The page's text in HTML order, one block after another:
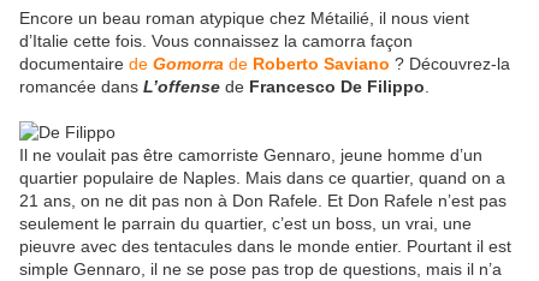
Encore un beau roman atypique chez Métailié, il nous vient
d’Italie cette fois. Vous connaissez la camorra façon
documentaire de Gomorra de Roberto Saviano ? Découvrez-la
romancée dans L’offense de Francesco De Filippo
Il ne voulait pas être camorriste Gennaro, jeune homme d’un
quartier populaire de Naples. Mais dans ce quartier, quand on a
21 ans, on ne dit pas non à Don Rafele. Et Don Rafele n’est pas
seulement le parrain du quartier, c’est un boss, un vrai, une
pieuvre avec des tentacules dans le monde entier. Pourtant il est
simple Gennaro, il ne se pose pas trop de questions, mais il n’a